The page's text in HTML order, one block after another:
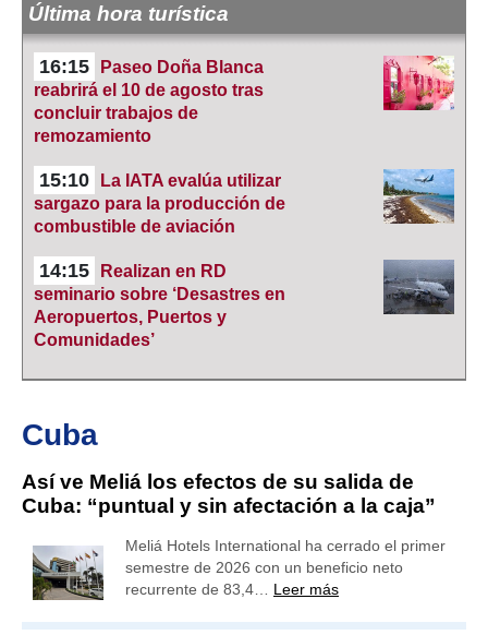
Última hora turística
16:15
Paseo Doña Blanca
reabrirá el 10 de agosto tras
concluir trabajos de
remozamiento
15:10
La IATA evalúa utilizar
sargazo para la producción de
combustible de aviación
14:15
Realizan en RD
seminario sobre ‘Desastres en
Aeropuertos, Puertos y
Comunidades’
Cuba
Así ve Meliá los efectos de su salida de
Cuba: “puntual y sin afectación a la caja”
Meliá Hotels International ha cerrado el primer
semestre de 2026 con un beneficio neto
recurrente de 83,4… Leer más